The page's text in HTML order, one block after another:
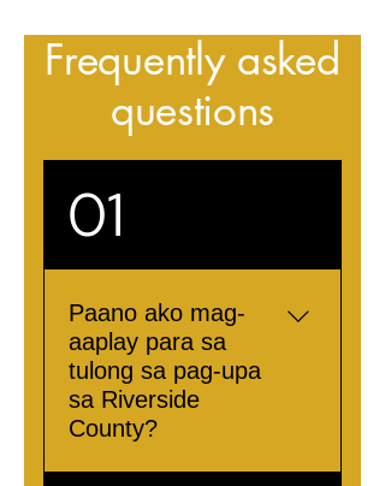
Frequently asked
questions
01
Paano ako mag-
aaplay para sa
tulong sa pag-upa
sa Riverside
County?